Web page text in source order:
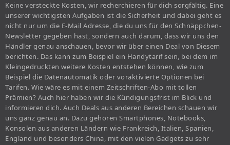
Keine versteckte Kosten, wir recherchieren für dich sorgfältig. Eine
unserer wichtigsten Aufgaben ist die Sicherheit und dabei geht es
nicht nur um die E-Mail Adresse, die du uns für den Schnäppchen-
Newsletter gegeben hast, sondern auch darum, dass wir uns den
Händler genau anschauen, bevor wir über einen Deal von Diesem
berichten. Das kann zum Beispiel ein Handytarif sein, bei dem im
Kleingedruckten weitere Kosten entstehen können, wie zum
Beispiel die Datenautomatik oder voraktivierte Optionen bei
Tarifen. Wie wäre es mit einem Zeitschriften-Abo mit tollen
Prämien? Auch hier haben wir die Kündigungsfrist im Blick und
informieren dich. Auch Deals aus anderen Bereichen schauen wir
uns ganz genau an. Dazu gehören Smartphones, Notebooks,
Konsolen aus anderen Ländern wie Frankreich, Italien, Spanien,
England und besonders China, mit den vielen Gadgets zu sehr